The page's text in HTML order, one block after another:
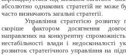
абсолютно однаковихстратегій не може
часто визначають загальні стратегії.
Управління стратегією
скоріше фактором досягнення
направлених на конкурентну
нестабільності влади і недосконалості
розвиток стратегічного управління на